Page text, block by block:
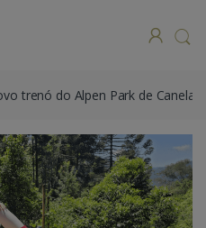
trenó do Alpen Park de Canela